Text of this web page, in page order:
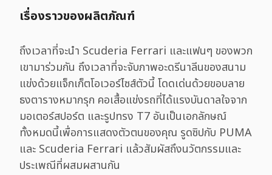
เรื่องราวของผลิตภัณฑ์
ถึงเวลาที่จะนำ Scuderia Ferrari และแฟนๆ ของพวก
เขามาร่วมกัน ถึงเวลาที่จะจับภาพอะดรีนาลีนของสนาม
แข่งด้วยแจ็กเก็ตโอเวอร์ไซส์ตัวนี้ โดดเด่นด้วยขอบลาย
ธงตารางหมากรุก คอเสื้อแข่งรถที่ได้แรงบันดาลใจจาก
มอเตอร์สปอร์ต และรูปทรง T7 อันเป็นเอกลักษณ์
ทั้งหมดนี้เพื่อการแสดงตัวตนของคุณ รูดซิปกับ PUMA
และ Scuderia Ferrari แล้วสัมผัสถึงนวัตกรรมและ
ประเพณีที่ผสมผสานกัน